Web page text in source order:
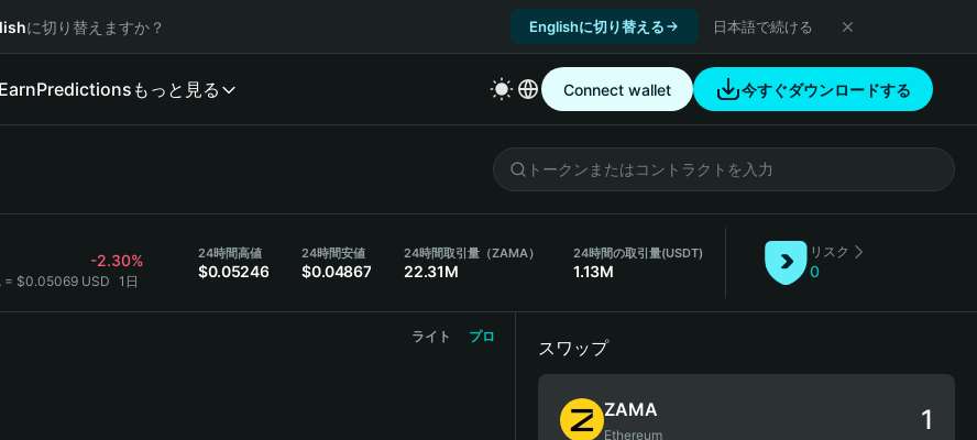
に切り替えますか？ Englishに切り替える 日本語で続ける
EarnPredictions もっと見る Connect wallet 今すぐダウンロードする
-2.30%
= $0.05069 USD 1日
24時間高値
$0.05246
24時間安値
$0.04867
24時間取引量（ZAMA）
22.31M
24時間の取引量(USDT)
1.13M
リスク
0
ライト プロ
スワップ
ZAMA
Ethereum